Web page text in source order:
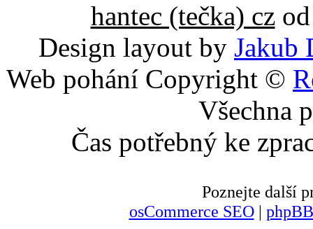
hantec (tečka) czod
Design layout by Jakub
Web pohání Copyright ©
Všechna
Čas potřebný ke
Poznejte další
osCommerce SEO|